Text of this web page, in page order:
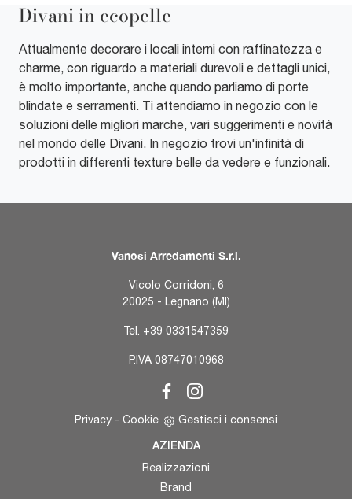
Divani in ecopelle
Attualmente decorare i locali interni con raffinatezza e
charme, con riguardo a materiali durevoli e dettagli unici,
è molto importante, anche quando parliamo di porte
blindate e serramenti. Ti attendiamo in negozio con le
soluzioni delle migliori marche, vari suggerimenti e novità
nel mondo delle Divani. In negozio trovi un'infinità di
prodotti in differenti texture belle da vedere e funzionali.
Vanosi Arredamenti S.r.l.
Vicolo Corridoni, 6
20025 - Legnano (MI)
Tel. +39 0331547359
P.IVA 08747010968
Privacy - Cookie Gestisci i consensi
AZIENDA
Realizzazioni
Brand